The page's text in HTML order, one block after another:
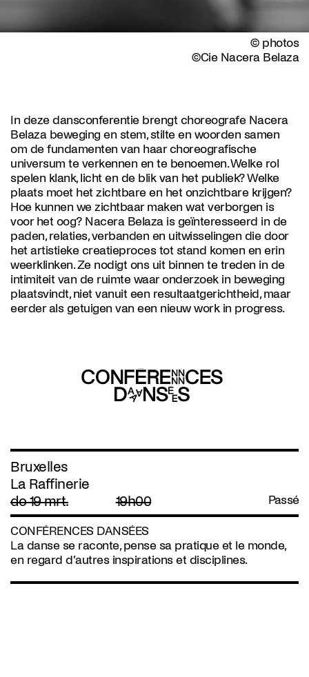
© photos
©Cie Nacera Belaza
In deze dansconferentie brengt choreografe Nacera
Belaza beweging en stem, stilte en woorden samen
om de fundamenten van haar choreografische
universum te verkennen en te benoemen. Welke rol
spelen klank, licht en de blik van het publiek? Welke
plaats moet het zichtbare en het onzichtbare krijgen?
Hoe kunnen we zichtbaar maken wat verborgen is
voor het oog? Nacera Belaza is geïnteresseerd in de
paden, relaties, verbanden en uitwisselingen die door
het artistieke creatieproces tot stand komen en erin
weerklinken. Ze nodigt ons uit binnen te treden in de
intimiteit van de ruimte waar onderzoek in beweging
plaatsvindt, niet vanuit een resultaatgerichtheid, maar
eerder als getuigen van een nieuw work in progress.
Bruxelles
La Raffinerie
do 19 mrt.
19h00 Passé
CONFÉRENCES DANSÉES
La danse se raconte, pense sa pratique et le monde,
en regard d’autres inspirations et disciplines.